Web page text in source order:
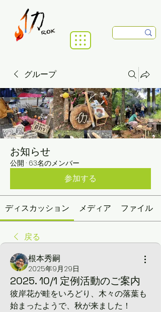
グループ
お知らせ
公開 · 63名のメンバー
参加する
ディスカッション メディア ファイル
戻る
根本秀嗣
2025年9月29日
2025. 10/1 定例活動のご案内
彼岸花が畦をいろどり、木々の落葉も
始まったようで、秋が来ました！